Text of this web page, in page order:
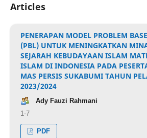
Articles
PENERAPAN MODEL PROBLEM
(PBL) UNTUK MENINGKATKAN
SEJARAH KEBUDAYAAN ISLAM
ISLAM DI INDONESIA PADA
MAS PERSIS SUKABUMI TAHUN
2023/2024
Ady Fauzi Rahmani
1-7
PDF